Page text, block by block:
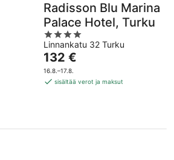
Radisson Blu Marina
Palace Hotel, Turku
4
out
of
5
Linnankatu 32 Turku
Hinta
on
132 €
132 €
16.8.–17.8.
sisältää verot ja maksut